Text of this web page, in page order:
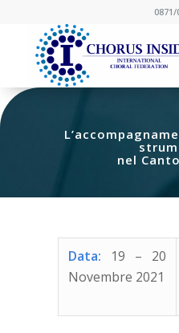
0871/
nel
Data: 19 – 20
Novembre 2021